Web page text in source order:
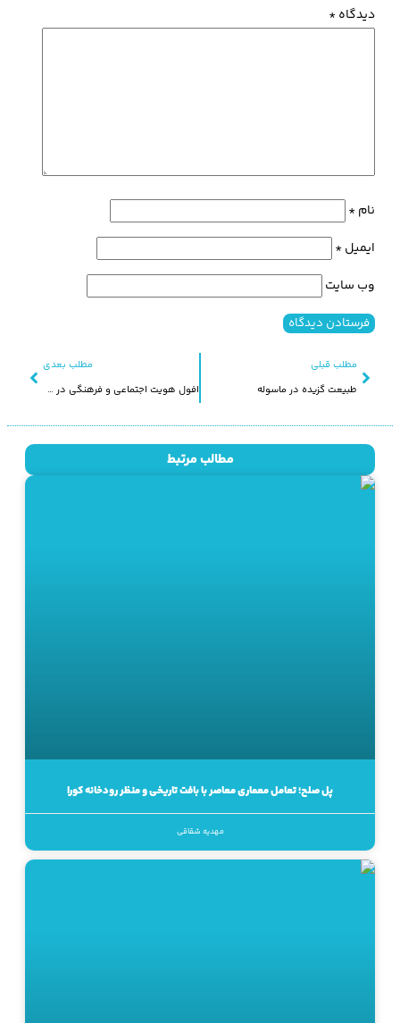
مطلب قبلی
طبیعت گزیده در ماسوله
مطلب بعدی
افول هویت اجتماعی و فرهنگی در ماسوله
دیدگاه*
نام*
ایمیل*
وب‌ سایت
مطالب مرتبط
پل صلح؛ تعامل معماری معاصر با بافت تاریخی و منظر رودخانه کورا
مهدیه شقاقی